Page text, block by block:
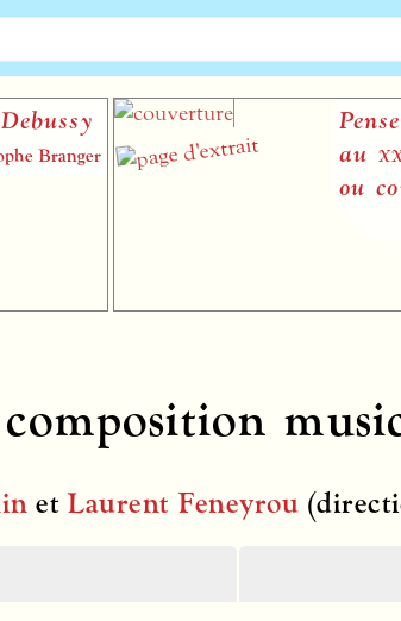
Penser l’œuvre
auxxesiècle : avec,
ou contre l’histoire ?
etLaurent Feneyrou